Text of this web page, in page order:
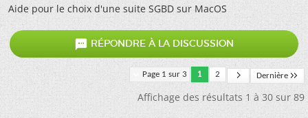
Aide pour le choix d'une suite SGBD sur MacOS
 RÉPONDRE À LA DISCUSSION
Page 1 sur 3 1 2 Dernière
Affichage des résultats 1 à 30 sur 89